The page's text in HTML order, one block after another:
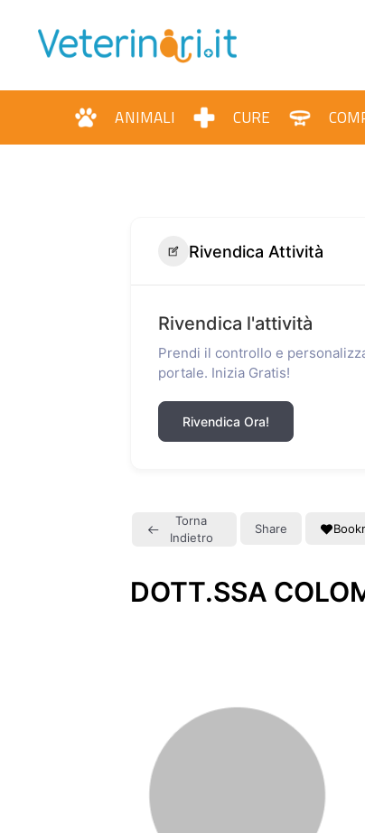
ANIMALI CURE
Rivendica Attività
Rivendica l'attività
Prendi il controllo e
portale. Inizia Gratis!
Rivendica Ora!
Torna
Indietro
Share
DOTT.SSA